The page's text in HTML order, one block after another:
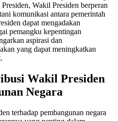
Wakil Presiden berperan
komunikasi antara pemerintah
dapat mengadakan
pemangku kepentingan
aspirasi dan
yang dapat meningkatkan
Wakil Presiden
Negara
terhadap pembangunan negara